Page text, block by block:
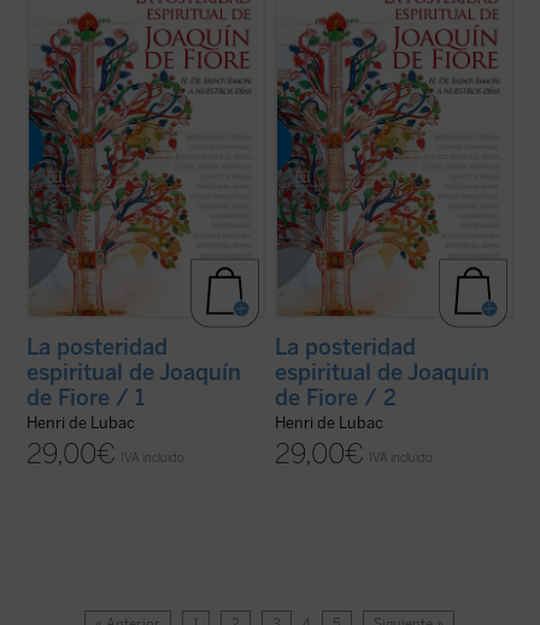
historiadores de la exégesis y de la
teología. Sin embargo, este monje,
fundador de una orden religiosa y amigo de
los papas, fue el iniciador de uno de los ...
(ver ficha)
La posteridad
espiritual de Joaquín
de Fiore / 1
Henri de Lubac
29,00€ IVA incluido
historiadores de la exégesis y de la
teología. Sin embargo, este monje,
fundador de una orden religiosa y amigo de
los papas, fue el iniciador de uno de los ...
(ver ficha)
La posteridad
espiritual de Joaquín
de Fiore / 2
Henri de Lubac
29,00€ IVA incluido